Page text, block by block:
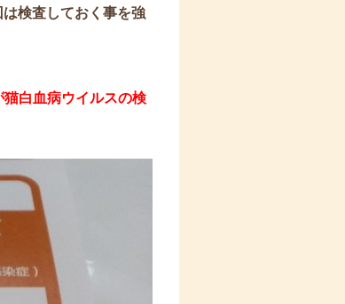
検査しておく事を強
白血病ウイルスの検